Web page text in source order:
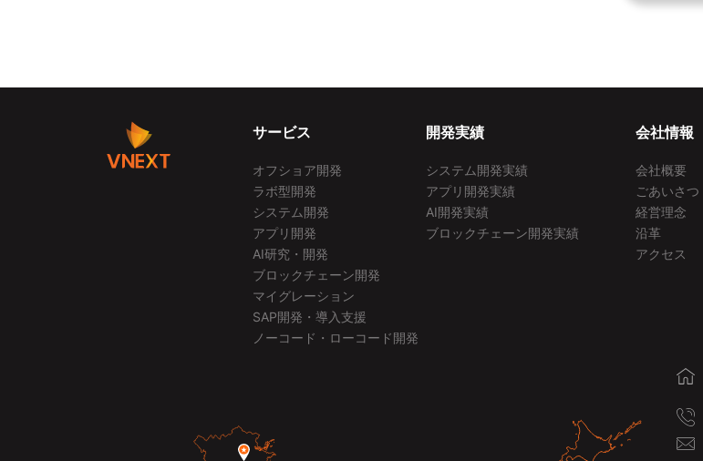
サービス
オフショア開発
ラボ型開発
システム開発
アプリ開発
AI研究・開発
ブロックチェーン開発
マイグレーション
SAP開発・導入支援
ノーコード・ローコード開発
開発実績
システム開発実績
アプリ開発実績
AI開発実績
ブロックチェーン開発実績
会社情報
会社概要
ごあいさつ
経営理念
沿革
アクセス